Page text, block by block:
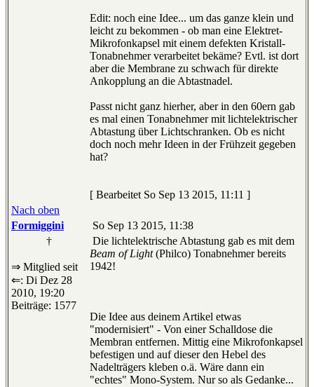
Edit: noch eine Idee... um das ganze klein und
leicht zu bekommen - ob man eine Elektret-
Mikrofonkapsel mit einem defekten Kristall-
Tonabnehmer verarbeitet bekäme? Evtl. ist dort
aber die Membrane zu schwach für direkte
Ankopplung an die Abtastnadel.
Passt nicht ganz hierher, aber in den 60ern gab
es mal einen Tonabnehmer mit lichtelektrischer
Abtastung über Lichtschranken. Ob es nicht
doch noch mehr Ideen in der Frühzeit gegeben
hat?
[ Bearbeitet So Sep 13 2015, 11:11 ]
Nach oben
Formiggini
So Sep 13 2015, 11:38
†
⇒ Mitglied seit
⇐: Di Dez 28
2010, 19:20
Beiträge: 1577
Die lichtelektrische Abtastung gab es mit dem
Beam of Light(Philco) Tonabnehmer bereits
1942!
Die Idee aus deinem Artikel etwas
"modernisiert" - Von einer Schalldose die
Membran entfernen. Mittig eine Mikrofonkapsel
befestigen und auf dieser den Hebel des
Nadelträgers kleben o.ä. Wäre dann ein
"echtes" Mono-System. Nur so als Gedanke...